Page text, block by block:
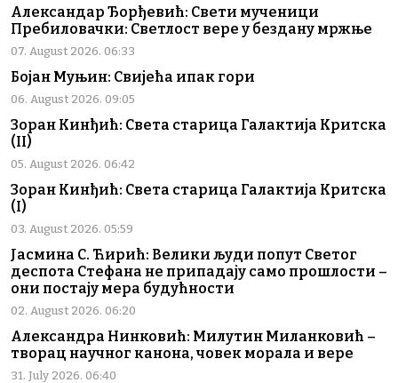
Александар Ђорђевић: Свети мученици
Пребиловачки: Светлост вере у бездану мржње
07. August 2026. 06:33
Бојан Муњин: Свијећа ипак гори
06. August 2026. 09:05
Зоран Кинђић: Света старица Галактија Критска
(II)
05. August 2026. 06:42
Зоран Кинђић: Света старица Галактија Критска
(I)
03. August 2026. 05:59
Јасмина С. Ћирић: Велики људи попут Светог
деспота Стефана не припадају само прошлости –
они постају мера будућности
02. August 2026. 06:20
Александра Нинковић: Милутин Миланковић –
творац научног канона, човек морала и вере
31. July 2026. 06:40